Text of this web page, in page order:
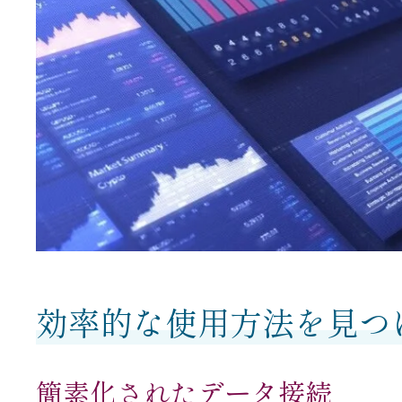
効率的な使用方法を見つ
簡素化されたデータ接続